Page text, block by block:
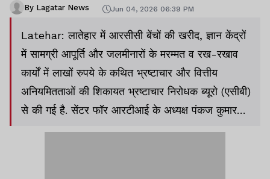
By Lagatar News Jun 04, 2026 06:39 PM
Latehar: लातेहार में आरसीसी बेंचों की खरीद, ज्ञान केंद्रों
में सामग्री आपूर्ति और जलमीनारों के मरम्मत व रख-रखाव
कार्यों में लाखों रुपये के कथित भ्रष्टाचार और वित्तीय
अनियमितताओं की शिकायत भ्रष्टाचार निरोधक ब्यूरो (एसीबी)
से की गई है. सेंटर फॉर आरटीआई के अध्यक्ष पंकज कुमार